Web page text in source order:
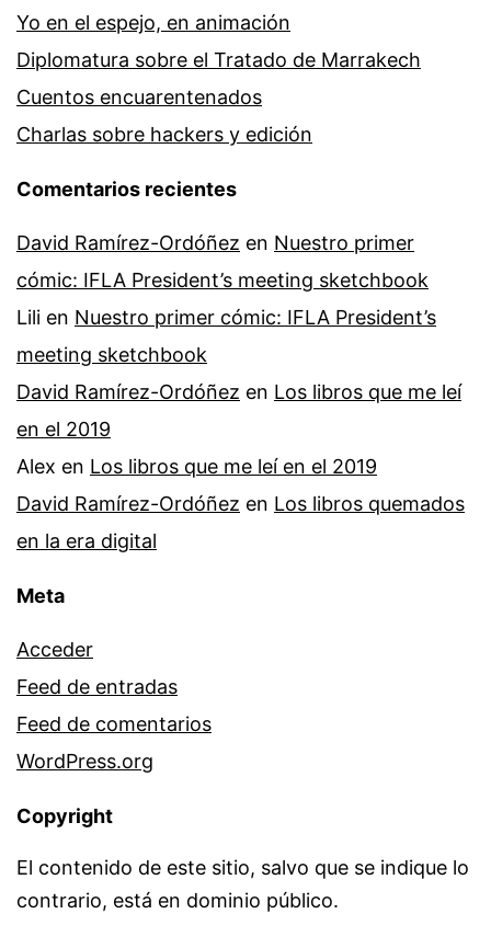
Yo en el espejo, en animación
Diplomatura sobre el Tratado de Marrakech
Cuentos encuarentenados
Charlas sobre hackers y edición
Comentarios recientes
David Ramírez-Ordóñez en Nuestro primer
cómic: IFLA President’s meeting sketchbook
Lili en Nuestro primer cómic: IFLA President’s
meeting sketchbook
David Ramírez-Ordóñez en Los libros que me leí
en el 2019
Alex en Los libros que me leí en el 2019
David Ramírez-Ordóñez en Los libros quemados
en la era digital
Meta
Acceder
Feed de entradas
Feed de comentarios
WordPress.org
Copyright
El contenido de este sitio, salvo que se indique lo
contrario, está en dominio público.